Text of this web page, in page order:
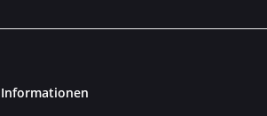
Informationen